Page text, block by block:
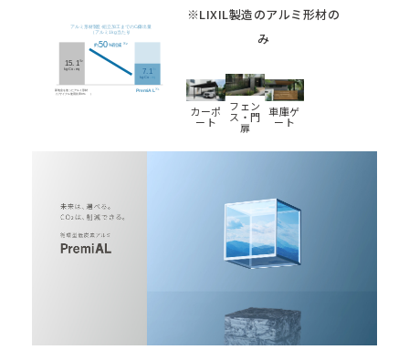
※LIXIL製造のアルミ形材の
み
カーポ
ート
フェン
ス・門
扉
車庫ゲ
ート